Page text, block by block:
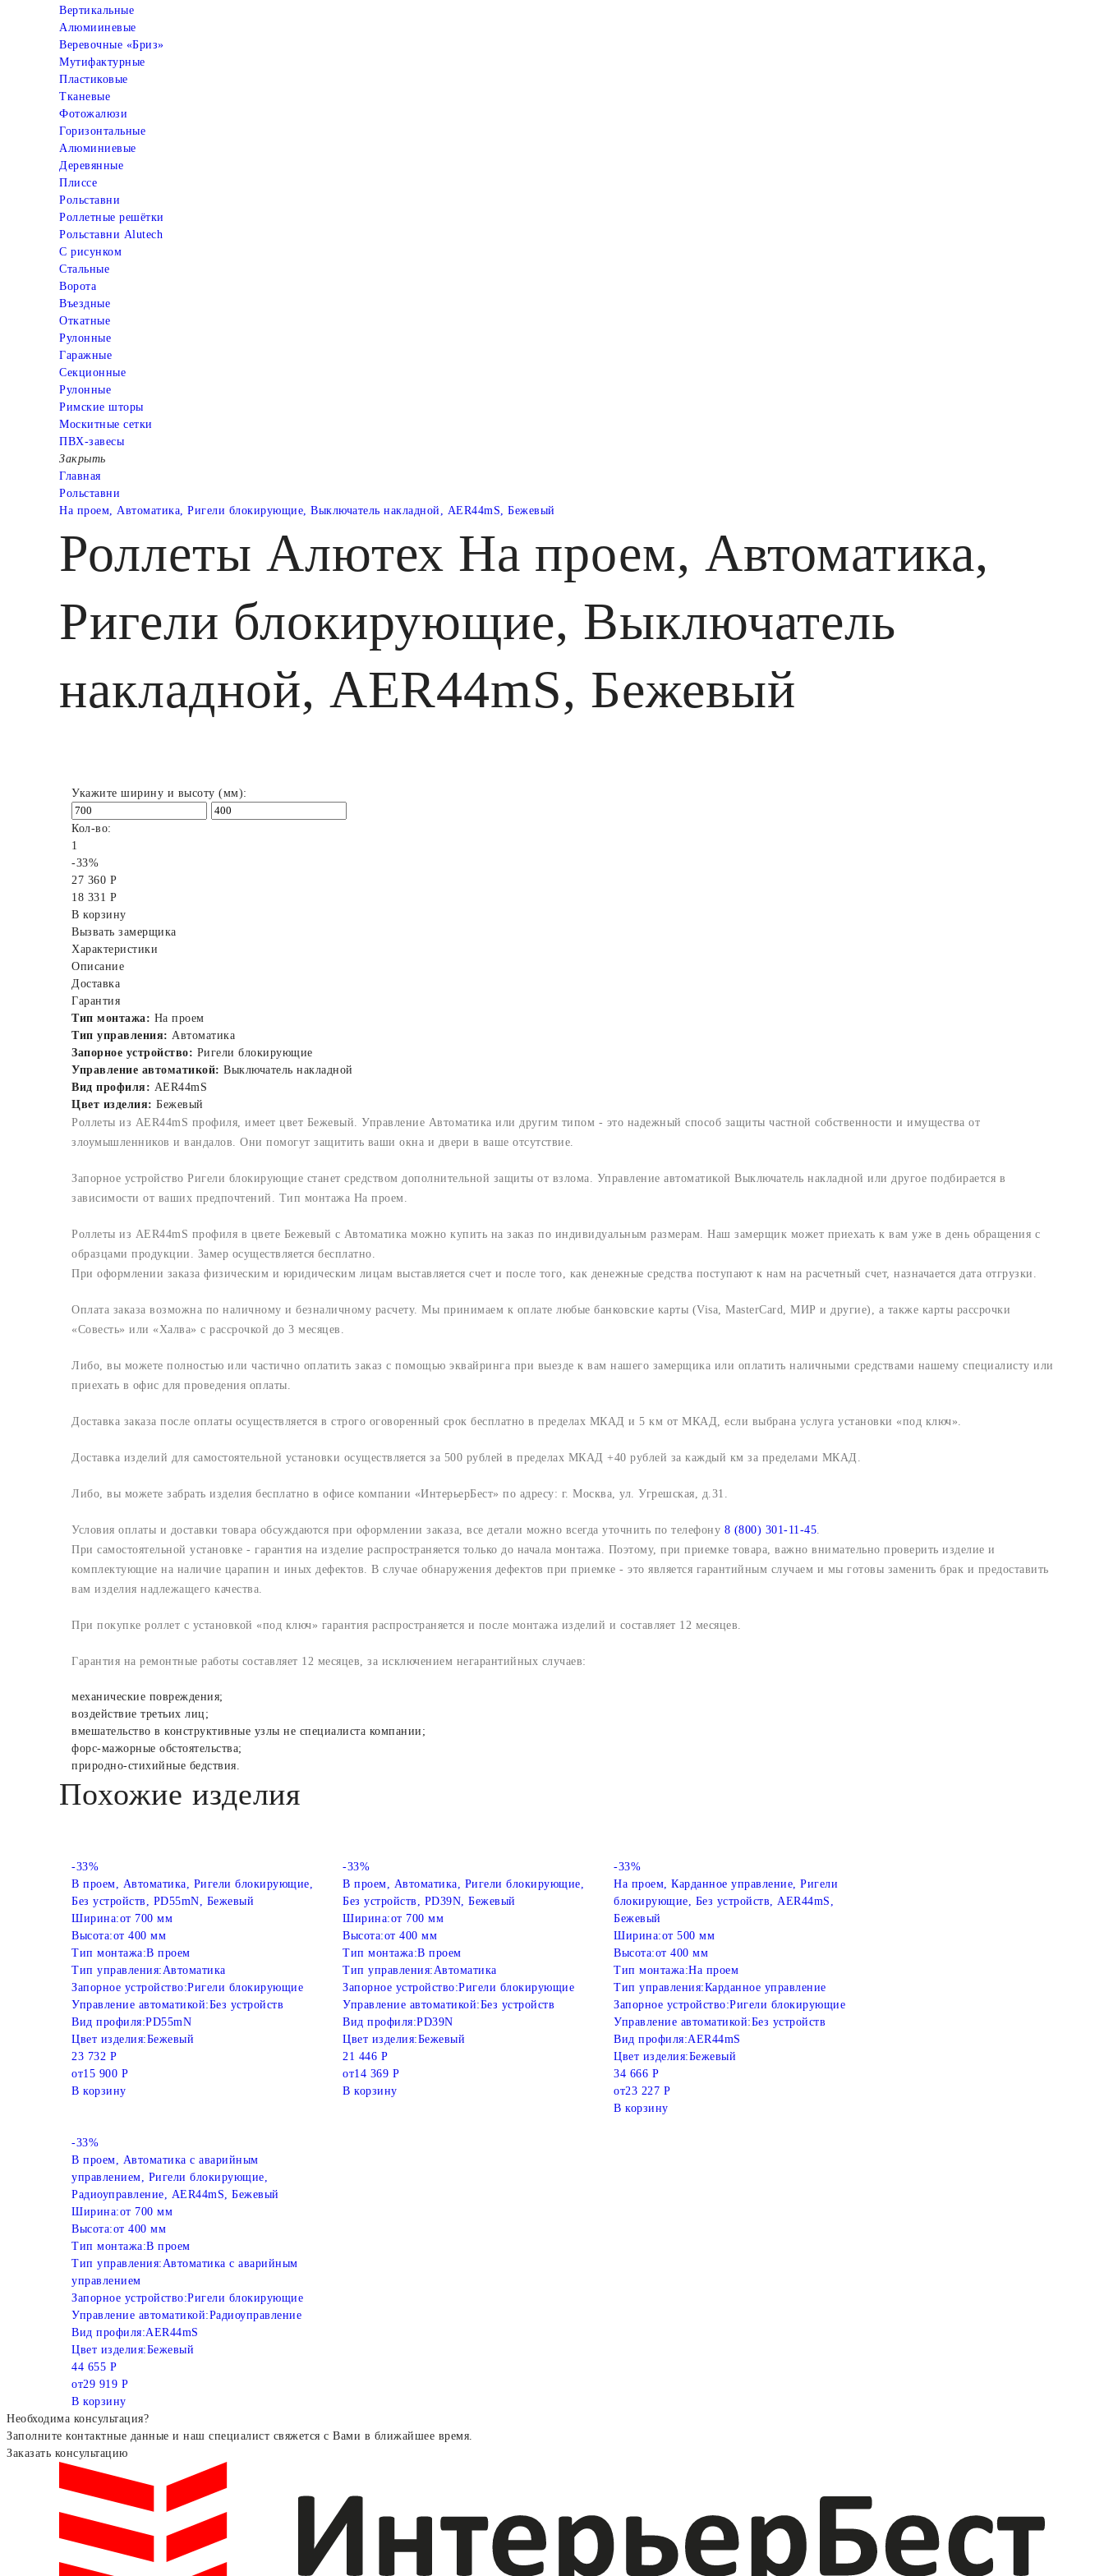
Вертикальные
Алюмииневые
Веревочные «Бриз»
Мутифактурные
Пластиковые
Тканевые
Фотожалюзи
Горизонтальные
Алюминиевые
Деревянные
Плиссе
Рольставни
Роллетные решётки
Рольставни Alutech
С рисунком
Стальные
Ворота
Въездные
Откатные
Рулонные
Гаражные
Cекционные
Рулонные
Римские шторы
Москитные сетки
ПВХ-завесы
Закрыть
Главная
Рольставни
На проем, Автоматика, Ригели блокирующие, Выключатель накладной, AER44mS, Бежевый
Роллеты Алютех На проем, Автоматика,
Ригели блокирующие, Выключатель
накладной, AER44mS, Бежевый
Укажите ширину и высоту (мм):
Кол-во:
1
-33%
27 360 Р
18 331 Р
В корзину
Вызвать замерщика
Характеристики
Описание
Доставка
Гарантия
Тип монтажа: На проем
Тип управления: Автоматика
Запорное устройство: Ригели блокирующие
Управление автоматикой: Выключатель накладной
Вид профиля: AER44mS
Цвет изделия: Бежевый
Роллеты из AER44mS профиля, имеет цвет Бежевый. Управление Автоматика или другим типом - это надежный способ защиты частной собственности и имущества от
злоумышленников и вандалов. Они помогут защитить ваши окна и двери в ваше отсутствие.
Запорное устройство Ригели блокирующие станет средством дополнительной защиты от взлома. Управление автоматикой Выключатель накладной или другое подбирается в
зависимости от ваших предпочтений. Тип монтажа На проем.
Роллеты из AER44mS профиля в цвете Бежевый с Автоматика можно купить на заказ по индивидуальным размерам. Наш замерщик может приехать к вам уже в день обращения с
образцами продукции. Замер осуществляется бесплатно.
При оформлении заказа физическим и юридическим лицам выставляется счет и после того, как денежные средства поступают к нам на расчетный счет, назначается дата отгрузки.
Оплата заказа возможна по наличному и безналичному расчету. Мы принимаем к оплате любые банковские карты (Visa, MasterCard, МИР и другие), а также карты рассрочки
«Совесть» или «Халва» с рассрочкой до 3 месяцев.
Либо, вы можете полностью или частично оплатить заказ с помощью эквайринга при выезде к вам нашего замерщика или оплатить наличными средствами нашему специалисту или
приехать в офис для проведения оплаты.
Доставка заказа после оплаты осуществляется в строго оговоренный срок бесплатно в пределах МКАД и 5 км от МКАД, если выбрана услуга установки «под ключ».
Доставка изделий для самостоятельной установки осуществляется за 500 рублей в пределах МКАД +40 рублей за каждый км за пределами МКАД.
Либо, вы можете забрать изделия бесплатно в офисе компании «ИнтерьерБест» по адресу: г. Москва, ул. Угрешская, д.31.
Условия оплаты и доставки товара обсуждаются при оформлении заказа, все детали можно всегда уточнить по телефону 8 (800) 301-11-45
При самостоятельной установке - гарантия на изделие распространяется только до начала монтажа. Поэтому, при приемке товара, важно внимательно проверить изделие и
комплектующие на наличие царапин и иных дефектов. В случае обнаружения дефектов при приемке - это является гарантийным случаем и мы готовы заменить брак и предоставить
вам изделия надлежащего качества.
При покупке роллет с установкой «под ключ» гарантия распространяется и после монтажа изделий и составляет 12 месяцев.
Гарантия на ремонтные работы составляет 12 месяцев, за исключением негарантийных случаев:
механические повреждения;
воздействие третьих лиц;
вмешательство в конструктивные узлы не специалиста компании;
форс-мажорные обстоятельства;
природно-стихийные бедствия.
Похожие изделия
-33%
В проем, Автоматика, Ригели блокирующие,
Без устройств, PD55mN, Бежевый
Ширина:от 700 мм
Высота:от 400 мм
Тип монтажа:В проем
Тип управления: Автоматика
Запорное устройство:Ригели блокирующие
Управление автоматикой:Без устройств
Вид профиля:PD55mN
Цвет изделия:Бежевый
23 732 Р
от15 900 Р
В корзину
-33%
В проем, Автоматика, Ригели блокирующие,
Без устройств, PD39N, Бежевый
Ширина:от 700 мм
Высота:от 400 мм
Тип монтажа:В проем
Тип управления: Автоматика
Запорное устройство:Ригели блокирующие
Управление автоматикой:Без устройств
Вид профиля:PD39N
Цвет изделия:Бежевый
21 446 Р
от14 369 Р
В корзину
-33%
На проем, Карданное управление, Ригели
блокирующие, Без устройств, AER44mS,
Бежевый
Ширина:от 500 мм
Высота:от 400 мм
Тип монтажа:На проем
Тип управления:Карданное управление
Запорное устройство:Ригели блокирующие
Управление автоматикой:Без устройств
Вид профиля:AER44mS
Цвет изделия:Бежевый
34 666 Р
от23 227 Р
В корзину
-33%
В проем, Автоматика с аварийным
управлением, Ригели блокирующие,
Радиоуправление, AER44mS, Бежевый
Ширина:от 700 мм
Высота:от 400 мм
Тип монтажа:В проем
Тип управления: Автоматика с аварийным
управлением
Запорное устройство:Ригели блокирующие
Управление автоматикой:Радиоуправление
Вид профиля:AER44mS
Цвет изделия:Бежевый
44 655 Р
от29 919 Р
В корзину
Необходима консультация?
Заполните контактные данные и наш специалист свяжется с Вами в ближайшее время.
Заказать консультацию